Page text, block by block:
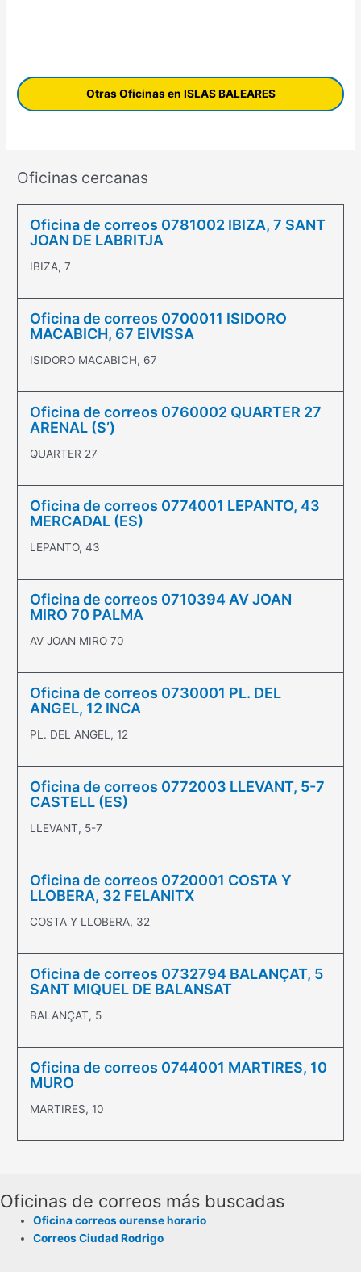
Otras Oficinas en ISLAS BALEARES
Oficinas cercanas
Oficina de correos 0781002 IBIZA, 7 SANT
JOAN DE LABRITJA
IBIZA, 7
Oficina de correos 0700011 ISIDORO
MACABICH, 67 EIVISSA
ISIDORO MACABICH, 67
Oficina de correos 0760002 QUARTER 27
ARENAL (S’)
QUARTER 27
Oficina de correos 0774001 LEPANTO, 43
MERCADAL (ES)
LEPANTO, 43
Oficina de correos 0710394 AV JOAN
MIRO 70 PALMA
AV JOAN MIRO 70
Oficina de correos 0730001 PL. DEL
ANGEL, 12 INCA
PL. DEL ANGEL, 12
Oficina de correos 0772003 LLEVANT, 5-7
CASTELL (ES)
LLEVANT, 5-7
Oficina de correos 0720001 COSTA Y
LLOBERA, 32 FELANITX
COSTA Y LLOBERA, 32
Oficina de correos 0732794 BALANÇAT, 5
SANT MIQUEL DE BALANSAT
BALANÇAT, 5
Oficina de correos 0744001 MARTIRES, 10
MURO
MARTIRES, 10
Oficinas de correos más buscadas
Oficina correos ourense horario
Correos Ciudad Rodrigo